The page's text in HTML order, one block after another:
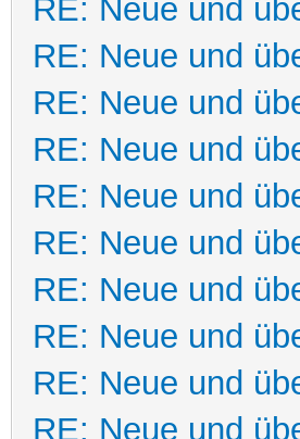
RE: Neue und
RE: Neue und
RE: Neue und
RE: Neue und
RE: Neue und
RE: Neue und
RE: Neue und
RE: Neue und
RE: Neue und
RE: Neue und